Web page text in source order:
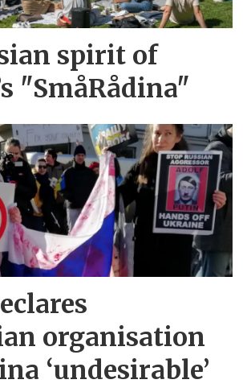
spirit of
"SmåRådina"
organisation
‘undesirable’